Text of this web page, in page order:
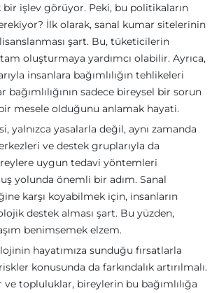
işlev görüyor. Peki, bu politikaların
İlk olarak, sanal kumar sitelerinin
şart. Bu, tüketicilerin
oluşturmaya yardımcı olabilir. Ayrıca,
insanlara bağımlılığın tehlikeleri
bağımlılığının sadece bireysel bir sorun
mesele olduğunu anlamak hayati.
yalnızca yasalarla değil, aynı zamanda
ve destek gruplarıyla da
uygun tedavi yöntemleri
yolunda önemli bir adım. Sanal
karşı koyabilmek için, insanların
destek alması şart. Bu yüzden,
benimsemek elzem.
hayatımıza sunduğu fırsatlarla
konusunda da farkındalık artırılmalı.
ve topluluklar, bireylerin bu bağımlılığa